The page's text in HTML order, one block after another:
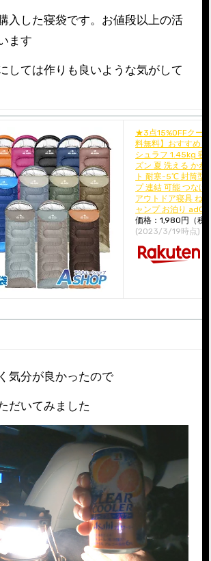
入した寝袋です。お値段以上の活
ます
しては作りも良いような気がして
★3点15%OFFクーポン対象★【送
料無料】おすすめ
シュラフ 1.45kg 寝
ズン 夏 洗える かわ
ト 耐寒-5℃ 封筒型
プ 連結 可能 つなげ
アウトドア寝具 ね
ャンプ お泊り
価格：1,980円（税
(2023/3/19時点)
気分が良かったので
だいてみました